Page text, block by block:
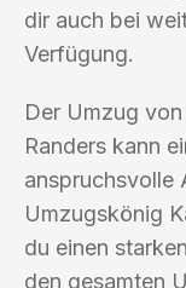
dir auch bei
Verfügung.
Der Umzug
Randers kann
anspruchsvolle
Umzugskönig
du einen
den gesamten